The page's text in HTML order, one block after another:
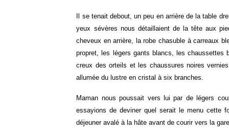
Il se tenait debout, un peu en arrière de la table
yeux sévères nous détaillaient de la tête aux
cheveux en arrière, la robe chasuble à carreaux
propret, les légers gants blancs, les
creux des orteils et les chaussures noires
allumée du lustre en cristal à six branches.
Maman nous poussait vers lui par de légers
essayions de deviner quel serait le menu cette
déjeuner avalé à la hâte avant de courir vers la